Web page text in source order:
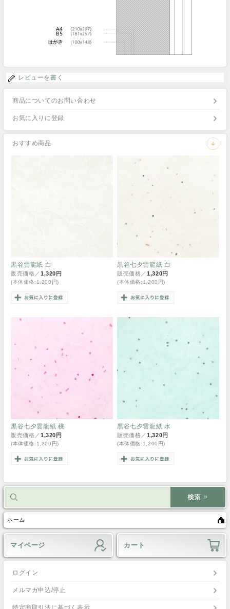
レビューを書く
商品についてのお問い合わせ
お気に入りに登録
おすすめ商品
黒谷雲龍紙 白
販売価格／1,320円
(本体価格:1,200円)
黒谷七夕雲龍紙 白
販売価格／1,320円
(本体価格:1,200円)
黒谷七夕雲龍紙 桃
販売価格／1,320円
(本体価格:1,200円)
黒谷七夕雲龍紙 水
販売価格／1,320円
(本体価格:1,200円)
ホーム
マイページ カート
ログイン
メルマガ申込/停止
特定商取引法に基づく表示